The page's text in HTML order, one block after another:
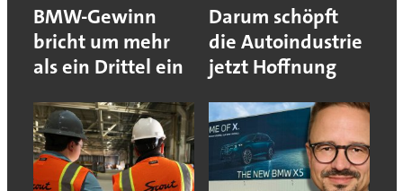
BMW-Gewinn
bricht um mehr
als ein Drittel ein
Darum schöpft
die Autoindustrie
jetzt Hoffnung